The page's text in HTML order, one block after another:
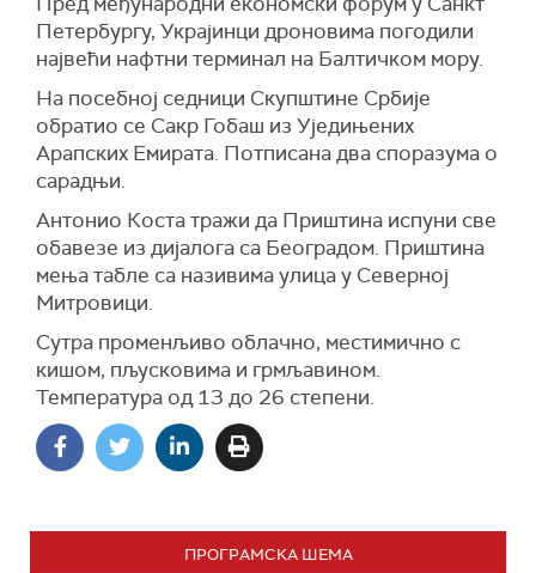
Петербургу, Украјинци дроновима погодили
највећи нафтни терминал на Балтичком мору.
На посебној седници Скупштине Србије
обратио се Сакр Гобаш из Уједињених
Арапских Емирата. Потписана два споразума о
сарадњи.
Антонио Коста тражи да Приштина испуни све
обавезе из дијалога са Београдом. Приштина
мења табле са називима улица у Северној
Митровици.
Сутра променљиво облачно, местимично с
кишом, пљусковима и грмљавином.
Температура од 13 до 26 степени.
ПРОГРАМСКА ШЕМА